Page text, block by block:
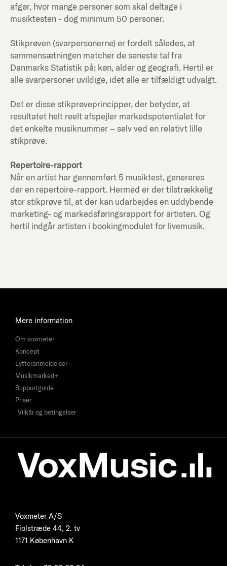
afgør, hvor mange personer som skal deltage i
musiktesten - dog minimum 50 personer.
Stikprøven (svarpersonerne) er fordelt således, at
sammensætningen matcher de seneste tal fra
Danmarks Statistik på; køn, alder og geografi. Hertil er
alle svarpersoner uvildige, idet alle er tilfældigt udvalgt.
Det er disse stikprøveprincipper, der betyder, at
resultatet helt reelt afspejler markedspotentialet for
det enkelte musiknummer – selv ved en relativt lille
stikprøve.
Repertoire-rapport
Når en artist har gennemført 5 musiktest, genereres
der en repertoire-rapport. Hermed er der tilstrækkelig
stor stikprøve til, at der kan udarbejdes en uddybende
marketing- og markedsføringsrapport for artisten. Og
hertil indgår artisten i bookingmodulet for livemusik.
Mere information
Om voxmeter
Koncept
Lytteranmeldelser
Musikmarked+
Supportguide
Priser
Vilkår og betingelser
Voxmeter A/S
Fiolstræde 44, 2. tv
1171 København K